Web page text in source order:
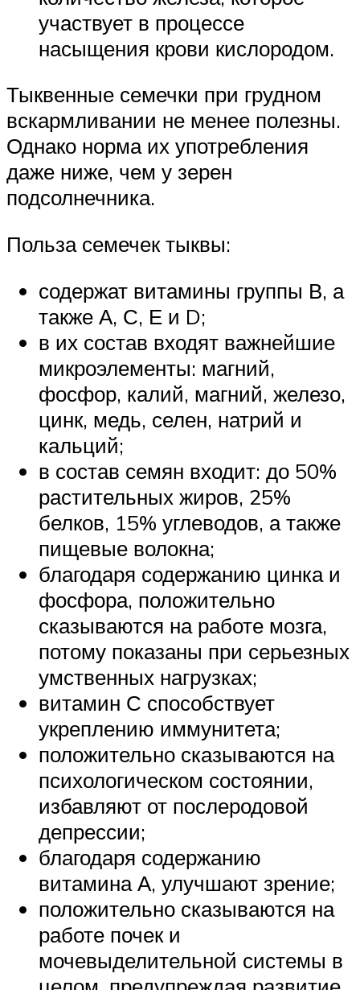
участвует в процессе
насыщения крови кислородом.
Тыквенные семечки при грудном
вскармливании не менее полезны.
Однако норма их употребления
даже ниже, чем у зерен
подсолнечника.
Польза семечек тыквы:
содержат витамины группы В, а
также А, С, Е и D;
в их состав входят важнейшие
микроэлементы: магний,
фосфор, калий, магний, железо,
цинк, медь, селен, натрий и
кальций;
в состав семян входит: до 50%
растительных жиров, 25%
белков, 15% углеводов, а также
пищевые волокна;
благодаря содержанию цинка и
фосфора, положительно
сказываются на работе мозга,
потому показаны при серьезных
умственных нагрузках;
витамин С способствует
укреплению иммунитета;
положительно сказываются на
психологическом состоянии,
избавляют от послеродовой
депрессии;
благодаря содержанию
витамина А, улучшают зрение;
положительно сказываются на
работе почек и
мочевыделительной системы в